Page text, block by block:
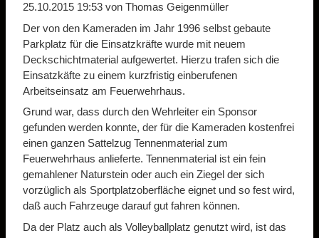
25.10.2015 19:53 von Thomas Geigenmüller
Der von den Kameraden im Jahr 1996 selbst gebaute
Parkplatz für die Einsatzkräfte wurde mit neuem
Deckschichtmaterial aufgewertet. Hierzu trafen sich die
Einsatzkäfte zu einem kurzfristig einberufenen
Arbeitseinsatz am Feuerwehrhaus.
Grund war, dass durch den Wehrleiter ein Sponsor
gefunden werden konnte, der für die Kameraden kostenfrei
einen ganzen Sattelzug Tennenmaterial zum
Feuerwehrhaus anlieferte. Tennenmaterial ist ein fein
gemahlener Naturstein oder auch ein Ziegel der sich
vorzüglich als Sportplatzoberfläche eignet und so fest wird,
daß auch Fahrzeuge darauf gut fahren können.
Da der Platz auch als Volleyballplatz genutzt wird, ist das